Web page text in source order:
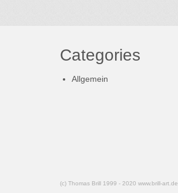
Categories
Allgemein
(c) Thomas Brill 1999 - 2020 www.brill-art.de